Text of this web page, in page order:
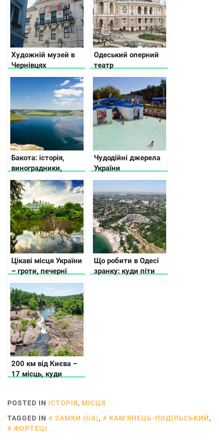
Художній музей в
Чернівцях
Одеський оперний
театр
Бакота: історія,
виноградники,
цілющі джерела та
монастир
Чудодійні джерела
України
Цікаві місця України
– гроти, печерні
монастирі, скельні
міста
Що робити в Одесі
зранку: куди піти
200 км від Києва –
17 місць, куди
POSTED IN ІСТОРІЯ, МІСЦЯ
TAGGED IN
ЗАМКИ (UA), КАМ’ЯНЕЦЬ-ПОДІЛЬСЬКИЙ,
ФОРТЕЦІ